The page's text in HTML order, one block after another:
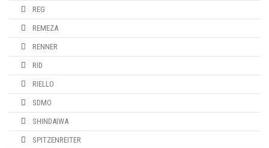
REG
REMEZA
RENNER
RID
RIELLO
SDMO
SHINDAIWA
SPITZENREITER